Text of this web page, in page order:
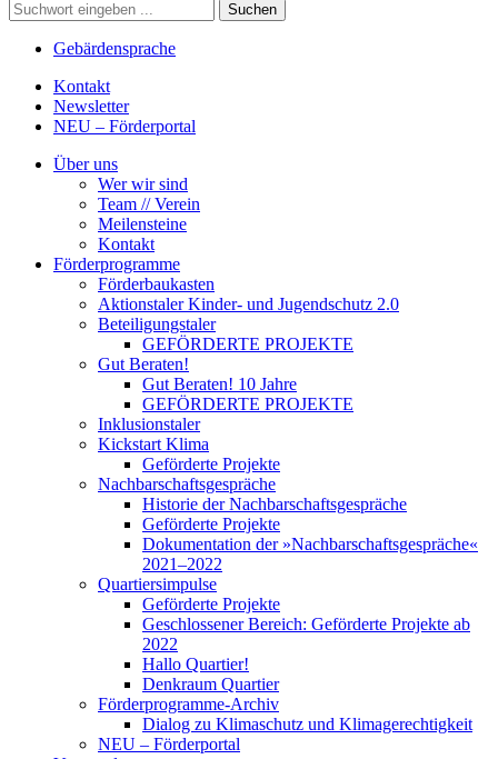
Suche
Gebärdensprache
Kontakt
Newsletter
NEU – Förderportal
Über uns
Wer wir sind
Team // Verein
Meilensteine
Kontakt
Förderprogramme
Förderbaukasten
Aktionstaler Kinder- und Jugendschutz 2.0
Beteiligungstaler
GEFÖRDERTE PROJEKTE
Gut Beraten!
Gut Beraten! 10 Jahre
GEFÖRDERTE PROJEKTE
Inklusionstaler
Kickstart Klima
Geförderte Projekte
Nachbarschaftsgespräche
Historie der Nachbarschaftsgespräche
Geförderte Projekte
Dokumentation der »Nachbarschaftsgespräche«
2021–2022
Quartiersimpulse
Geförderte Projekte
Geschlossener Bereich: Geförderte Projekte ab
2022
Hallo Quartier!
Denkraum Quartier
Förderprogramme-Archiv
Dialog zu Klimaschutz und Klimagerechtigkeit
NEU – Förderportal